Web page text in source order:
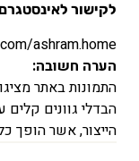
לקישור
ashram.home/
הערה חשובה:
התמונות באתר
הבדלי גוונים
הייצור, אשר הופך